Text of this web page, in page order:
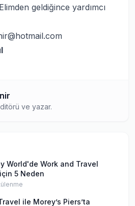
geldiğince yardımcı
ve yazar.
World'de Work and Travel
5 Neden
ile Morey’s Piers’ta